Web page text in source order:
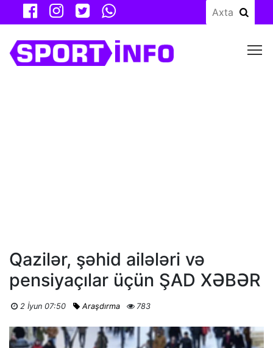
Qazilər, şəhid ailələri və
pensiyaçılar üçün ŞAD XƏBƏR
2 İyun 07:50 Araşdırma 783